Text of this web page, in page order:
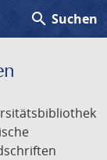
search Suchen